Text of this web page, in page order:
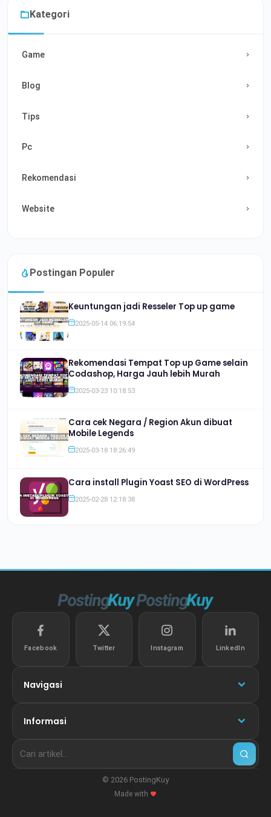
Kategori
Game
Blog
Tips
Pc
Rekomendasi
Website
Postingan Populer
Keuntungan jadi Resseler Top up game
2025-05-14 06:19:54
Rekomendasi Tempat Top up Game selain
Codashop, Harga Jauh lebih Murah
2025-03-23 10:18:53
Cara cek Negara / Region Akun dibuat
Mobile Legends
2025-03-18 18:26:49
Cara install Plugin Yoast SEO di WordPress
2025-02-28 12:18:38
Facebook Twitter Instagram LinkedIn
Navigasi
Informasi
© 2026 PostingKuy
Made with